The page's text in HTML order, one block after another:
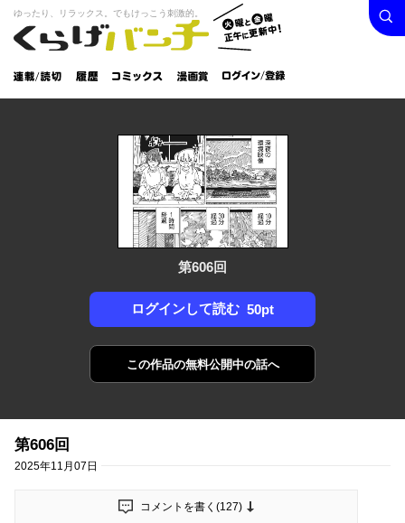
くらげバンチ
火曜と
金曜正
午に更
新中！
ゆったり、リラックス。でもけっこう刺激的。
連載/読
切
履
歴
コミック
漫画
賞
ログイン /
登録
検索
第606回
ログインして読む 50pt
この作品の無料公開中の話へ
第606回
2025年11月07日
コメントを書く(127)